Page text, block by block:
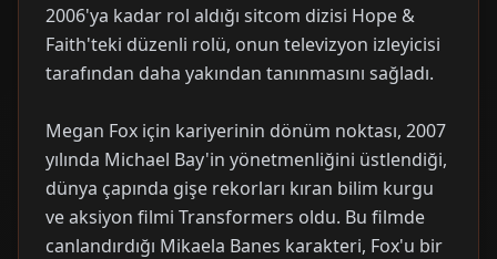
2006'ya kadar rol aldığı sitcom dizisi Hope &
Faith'teki düzenli rolü, onun televizyon izleyicisi
tarafından daha yakından tanınmasını sağladı.
Megan Fox için kariyerinin dönüm noktası, 2007
yılında Michael Bay'in yönetmenliğini üstlendiği,
dünya çapında gişe rekorları kıran bilim kurgu
ve aksiyon filmi Transformers oldu. Bu filmde
canlandırdığı Mikaela Banes karakteri, Fox'u bir